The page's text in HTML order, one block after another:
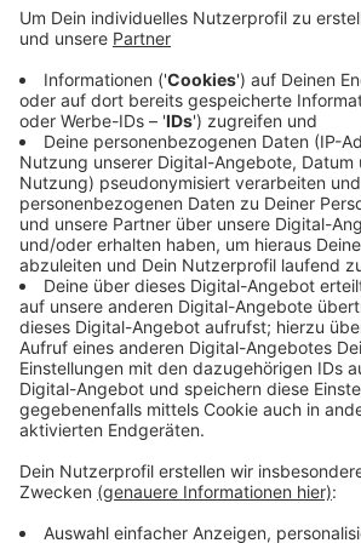
Anzeige
In Moers müssen Hausbesitzer und
keine Steuererhöhung befürchten. Am
Rat den Haushalt für dieses Jahr
einem Loch von 5 Millionen wurde
Überschuss, weil die Stadt sich bei
denen sie beteiligt ist, bedient. Die
der Grundsteuer B ist also erstmal
Anzeige
Anzeige